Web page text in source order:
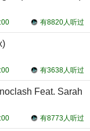
有8820人听过
有3638人听过
Feat. Sarah
有8773人听过